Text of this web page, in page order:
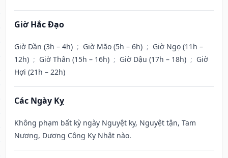
Giờ Hắc Đạo
Giờ Dần (3h – 4h) ; Giờ Mão (5h – 6h) ; Giờ Ngọ (11h –
12h) ; Giờ Thân (15h – 16h) ; Giờ Dậu (17h – 18h) ; Giờ
Hợi (21h – 22h)
Các Ngày Kỵ
Không phạm bất kỳ ngày Nguyệt kỵ, Nguyệt tận, Tam
Nương, Dương Công Kỵ Nhật nào.